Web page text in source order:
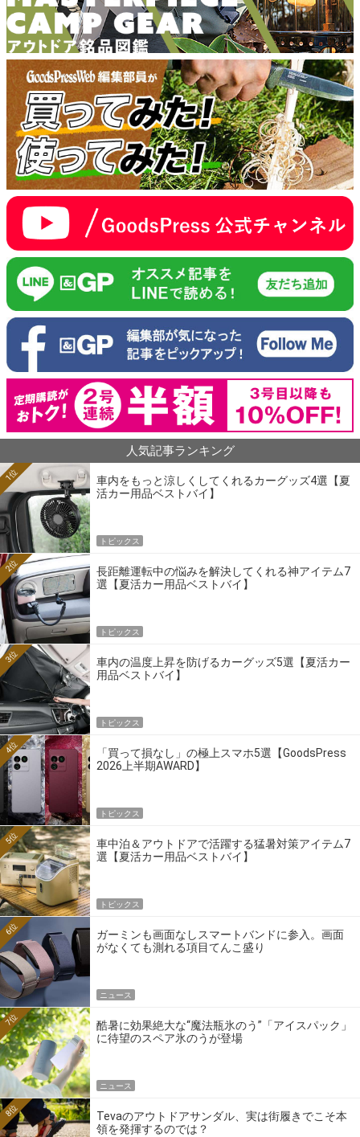
人気記事ランキング
車内をもっと涼しくしてくれるカーグッズ4選【夏
活カー用品ベストバイ】
1位
トピックス
長距離運転中の悩みを解決してくれる神アイテム7
選【夏活カー用品ベストバイ】
2位
トピックス
車内の温度上昇を防げるカーグッズ5選【夏活カー
用品ベストバイ】
3位
トピックス
「買って損なし」の極上スマホ5選【GoodsPress
2026上半期AWARD】
4位
トピックス
車中泊＆アウトドアで活躍する猛暑対策アイテム7
選【夏活カー用品ベストバイ】
5位
トピックス
ガーミンも画面なしスマートバンドに参入。画面
がなくても測れる項目てんこ盛り
6位
ニュース
酷暑に効果絶大な“魔法瓶氷のう”「アイスパック」
に待望のスペア氷のうが登場
7位
ニュース
Tevaのアウトドアサンダル、実は街履きでこそ本
領を発揮するのでは？
8位